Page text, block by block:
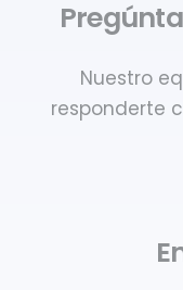
Nuestro
responderte